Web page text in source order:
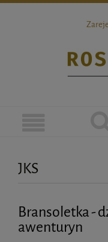
JKS
Bransoletka -
awenturyn